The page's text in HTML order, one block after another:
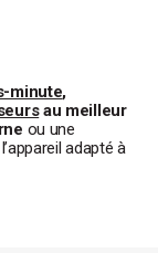
minute,
au meilleur
ou une
adapté à